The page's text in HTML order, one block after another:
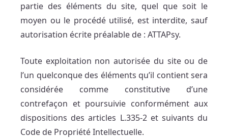
partie des éléments du site, quel que soit le
moyen ou le procédé utilisé, est interdite, sauf
autorisation écrite préalable de : ATTAPsy.
Toute exploitation non autorisée du site ou de
l’un quelconque des éléments qu’il contient sera
considérée comme constitutive d’une
contrefaçon et poursuivie conformément aux
dispositions des articles L.335-2 et suivants du
Code de Propriété Intellectuelle.